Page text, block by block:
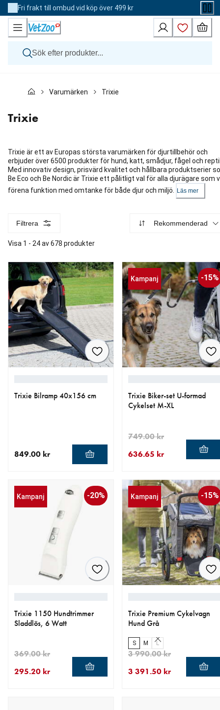
Skip
to
Content
Fri frakt till ombud vid köp över 499 kr
Katt
Veterinärfoder
Varumärken
Varumärken Trixie
Trixie
Trixie är ett av Europas största varumärken för djurtillbehör och
erbjuder över 6500 produkter för hund, katt, smådjur, fågel och
Med innovativ design, prisvärd kvalitet och hållbara produktserier
Be Eco och Be Nordic är Trixie ett pålitligt val för alla djurägare som
förena funktion med omtanke för både djur och miljö.
Läs mer
Filtrera Rekommenderad
Visa 1 - 24 av 678 produkter
Trixie Bilramp 40x156 cm
849.00 kr
Kampanj -15%
Trixie Biker-set U-formad
Cykelset M-XL
636.65 kr
749.00 kr
Kampanj -20%
Trixie 1150 Hundtrimmer
Sladdlös, 6 Watt
295.20 kr
369.00 kr
Kampanj -15%
Trixie Premium Cykelvagn
Hund Grå
S M L
3 391.50 kr
3 990.00 kr